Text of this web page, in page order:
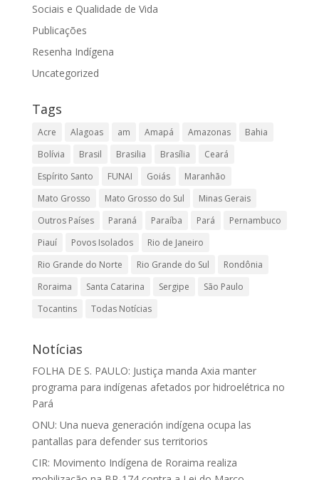
Sociais e Qualidade de Vida
Publicações
Resenha Indígena
Uncategorized
Tags
Acre Alagoas am Amapá Amazonas
Bahia
Bolívia
Brasil Brasilia Brasília
Ceará
Espírito Santo
FUNAI Goiás
Maranhão
Mato Grosso
Mato Grosso do Sul
Minas Gerais
Outros Países
Paraná Paraíba Pará
Pernambuco
Piauí
Povos Isolados
Rio de Janeiro
Rio Grande do Norte
Rio Grande do Sul
Rondônia
Roraima
Santa Catarina Sergipe
São Paulo
Tocantins
Todas Notícias
Notícias
FOLHA DE S. PAULO: Justiça manda Axia manter
programa para indígenas afetados por hidroelétrica no
Pará
ONU: Una nueva generación indígena ocupa las
pantallas para defender sus territorios
CIR: Movimento Indígena de Roraima realiza